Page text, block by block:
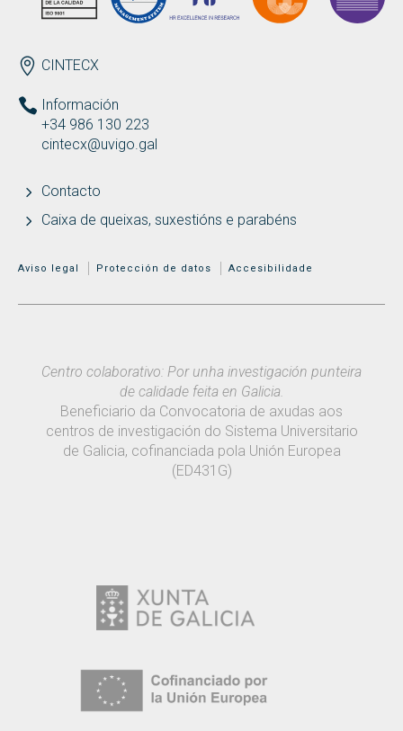
ENDEREZO
CINTECX
Información
+34 986 130 223
cintecx@uvigo.gal
Contacto
Caixa de queixas, suxestións e parabéns
MENÚ ADICIONAL
Aviso legal Protección de datos Accesibilidade
Centro colaborativo: Por unha investigación punteira
de calidade feita en Galicia.
Beneficiario da Convocatoria de axudas aos
centros de investigación do Sistema Universitario
de Galicia, cofinanciada pola Unión Europea
(ED431G)